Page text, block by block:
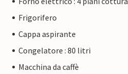
Frigorifero
Cappa aspirante
Congelatore : 80 litri
Macchina da caffè